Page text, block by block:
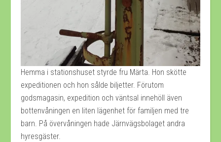
Hemma i stationshuset styrde fru Märta. Hon skötte
expeditionen och hon sålde biljetter. Förutom
godsmagasin, expedition och väntsal innehöll även
bottenvåningen en liten lägenhet för familjen med tre
barn. På övervåningen hade Järnvägsbolaget andra
hyresgäster.